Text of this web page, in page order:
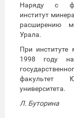
Наряду с
институт
расширению
Урала.
При институте
1998 году
факультет
университета.
Л. Буторина